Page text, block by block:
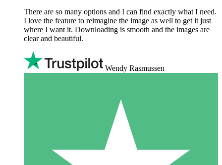
There are so many options and I can find exactly what I need.
I love the feature to reimagine the image as well to get it just
where I want it. Downloading is smooth and the images are
clear and beautiful.
Wendy Rasmussen